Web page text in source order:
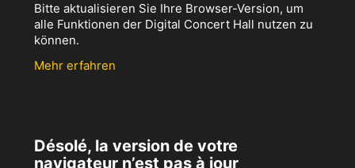
Bitte aktualisieren Sie Ihre Browser-Version, um
alle Funktionen der Digital Concert Hall nutzen zu
können.
Mehr erfahren
Désolé, la version de votre
navigateur n’est pas à jour